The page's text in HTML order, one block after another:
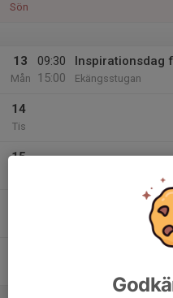
Sön
13
Mån
09:30
15:00
Inspirationsdag
Ekängsstugan
14
Tis
15
Veteranträning